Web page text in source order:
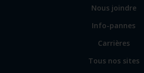
Nous joindre
Info-pannes
Carrières
Tous nos sites